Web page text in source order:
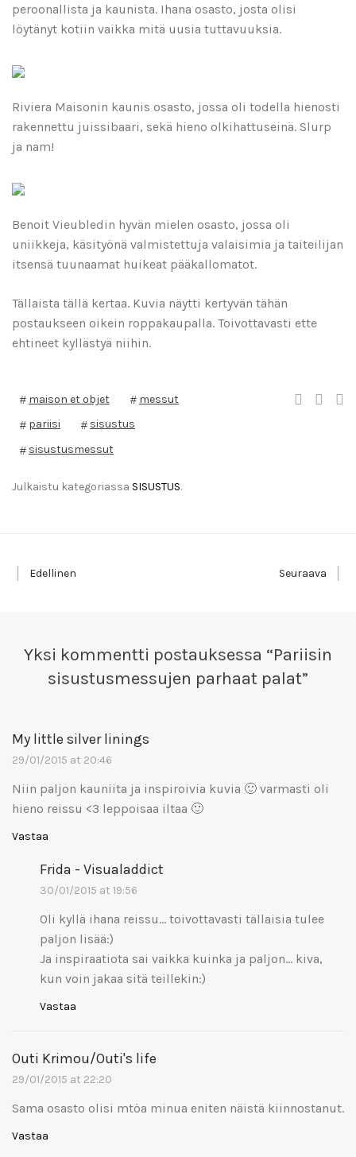
peroonallista ja kaunista. Ihana osasto, josta olisi
löytänyt kotiin vaikka mitä uusia tuttavuuksia.
Riviera Maisonin kaunis osasto, jossa oli todella hienosti
rakennettu juissibaari, sekä hieno olkihattuseinä. Slurp
ja nam!
Benoit Vieubledin hyvän mielen osasto, jossa oli
uniikkeja, käsityönä valmistettuja valaisimia ja taiteilijan
itsensä tuunaamat huikeat pääkallomatot.
Tällaista tällä kertaa. Kuvia näytti kertyvän tähän
postaukseen oikein roppakaupalla. Toivottavasti ette
ehtineet kyllästyä niihin.
maison et objet
messut
pariisi
sisustus
sisustusmessut
Julkaistu kategoriassa SISUSTUS.
Edellinen Seuraava
Yksi kommentti postauksessa “Pariisin
sisustusmessujen parhaat palat”
My little silver linings
29/01/2015 at 20:46
Niin paljon kauniita ja inspiroivia kuvia 🙂 varmasti oli
hieno reissu <3 leppoisaa iltaa 🙂
Vastaa
Frida - Visualaddict
30/01/2015 at 19:56
Oli kyllä ihana reissu… toivottavasti tällaisia tulee
paljon lisää:)
Ja inspiraatiota sai vaikka kuinka ja paljon… kiva,
kun voin jakaa sitä teillekin:)
Vastaa
Outi Krimou/Outi's life
29/01/2015 at 22:20
Sama osasto olisi mtöa minua eniten näistä kiinnostanut.
Vastaa